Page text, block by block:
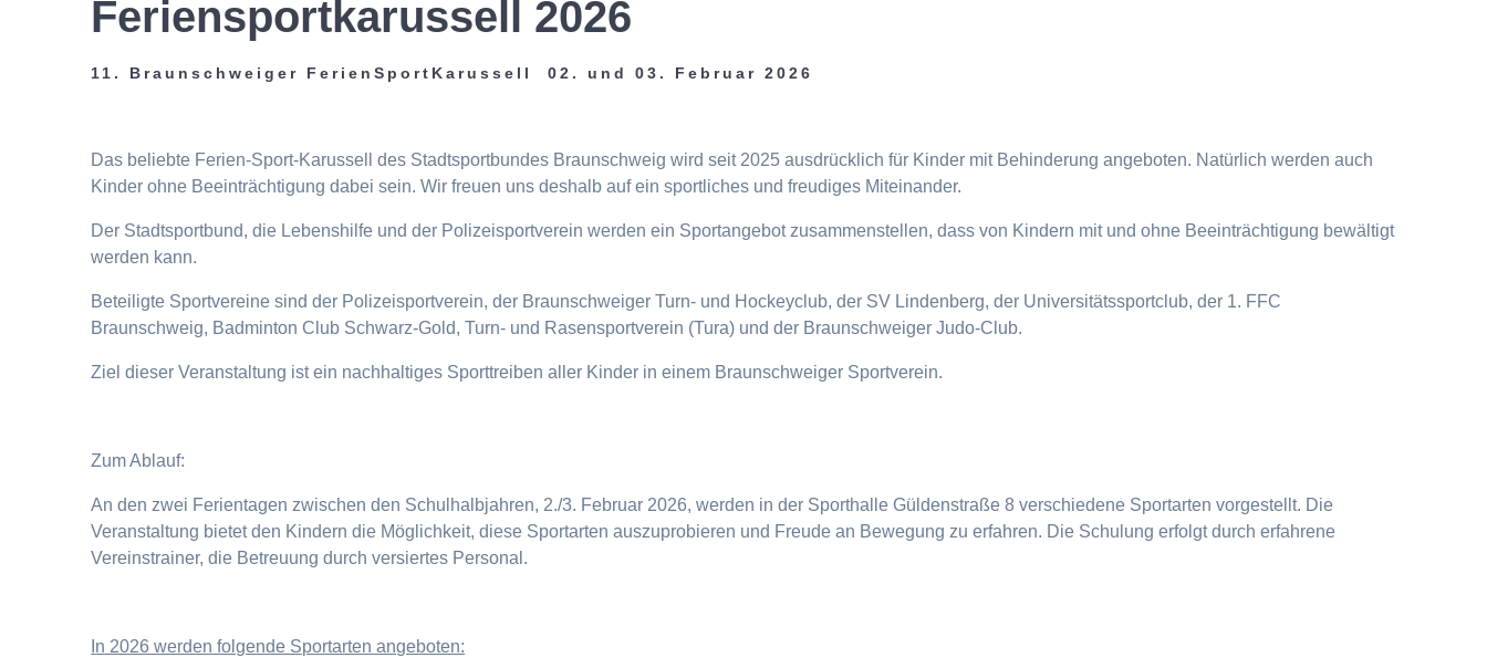
Feriensportkarussell 2026
11. Braunschweiger FerienSportKarussell 02. und 03. Februar 2026
Das beliebte Ferien-Sport-Karussell des Stadtsportbundes Braunschweig wird seit 2025 ausdrücklich für Kinder mit Behinderung angeboten. Natürlich werden auch
Kinder ohne Beeinträchtigung dabei sein. Wir freuen uns deshalb auf ein sportliches und freudiges Miteinander.
Der Stadtsportbund, die Lebenshilfe und der Polizeisportverein werden ein Sportangebot zusammenstellen, dass von Kindern mit und ohne Beeinträchtigung bewältigt
werden kann.
Beteiligte Sportvereine sind der Polizeisportverein, der Braunschweiger Turn- und Hockeyclub, der SV Lindenberg, der Universitätssportclub, der 1. FFC
Braunschweig, Badminton Club Schwarz-Gold, Turn- und Rasensportverein (Tura) und der Braunschweiger Judo-Club.
Ziel dieser Veranstaltung ist ein nachhaltiges Sporttreiben aller Kinder in einem Braunschweiger Sportverein.
Zum Ablauf:
An den zwei Ferientagen zwischen den Schulhalbjahren, 2./3. Februar 2026, werden in der Sporthalle Güldenstraße 8 verschiedene Sportarten vorgestellt. Die
Veranstaltung bietet den Kindern die Möglichkeit, diese Sportarten auszuprobieren und Freude an Bewegung zu erfahren. Die Schulung erfolgt durch erfahrene
Vereinstrainer, die Betreuung durch versiertes Personal.
n 2026 werden folgende Sportarten angeboten: